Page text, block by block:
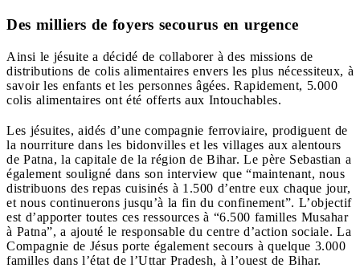
Des milliers de foyers secourus en urgence
Ainsi le jésuite a décidé de collaborer à des missions de
distributions de colis alimentaires envers les plus nécessiteux, à
savoir les enfants et les personnes âgées. Rapidement, 5.000
colis alimentaires ont été offerts aux Intouchables.
Les jésuites, aidés d’une compagnie ferroviaire, prodiguent de
la nourriture dans les bidonvilles et les villages aux alentours
de Patna, la capitale de la région de Bihar. Le père Sebastian a
également souligné dans son interview que “maintenant, nous
distribuons des repas cuisinés à 1.500 d’entre eux chaque jour,
et nous continuerons jusqu’à la fin du confinement”. L’objectif
est d’apporter toutes ces ressources à “6.500 familles Musahar
à Patna”, a ajouté le responsable du centre d’action sociale. La
Compagnie de Jésus porte également secours à quelque 3.000
familles dans l’état de l’Uttar Pradesh, à l’ouest de Bihar.